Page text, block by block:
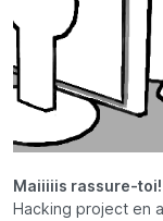
Maiiiiis rassure-toi!
Hacking project en